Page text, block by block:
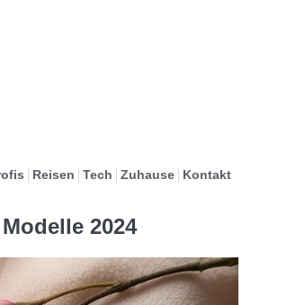
Reisen Tech Zuhause Kontakt
2024